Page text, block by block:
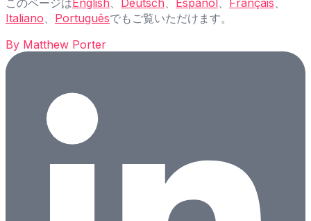
Italiano
Portuguêsでもご覧いただけます。
By Matthew Porter